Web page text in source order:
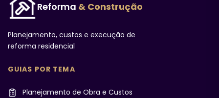
Reforma & Construção
Planejamento, custos e execução de
reforma residencial
GUIAS POR TEMA
Planejamento de Obra e Custos